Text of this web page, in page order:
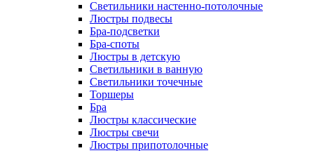
Светильники настенно-потолочные
Люстры подвесы
Бра-подсветки
Бра-споты
Люстры в детскую
Светильники в ванную
Светильники точечные
Торшеры
Бра
Люстры классические
Люстры свечи
Люстры припотолочные